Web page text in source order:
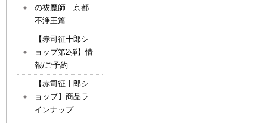
の祓魔師 京都
不浄王篇
【赤司征十郎シ
ョップ第2弾】情
報/ご予約
【赤司征十郎シ
ョップ】商品ラ
インナップ